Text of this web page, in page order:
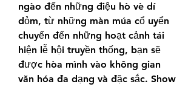
ngào đến những điệu hò vè dí
dỏm, từ những màn múa cổ uyển
chuyển đến những hoạt cảnh tái
hiện lễ hội truyền thống, bạn sẽ
được hòa mình vào không gian
văn hóa đa dạng và đặc sắc. Show